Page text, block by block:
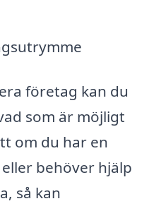
företag kan du
som är möjligt
om du har en
behöver hjälp
så kan